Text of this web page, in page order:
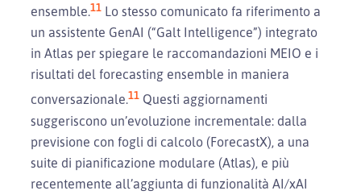
ensemble.11 Lo stesso comunicato fa riferimento a
un assistente GenAI (“Galt Intelligence”) integrato
in Atlas per spiegare le raccomandazioni MEIO e i
risultati del forecasting ensemble in maniera
conversazionale.11 Questi aggiornamenti
suggeriscono un’evoluzione incrementale: dalla
previsione con fogli di calcolo (ForecastX), a una
suite di pianificazione modulare (Atlas), e più
recentemente all’aggiunta di funzionalità AI/xAI